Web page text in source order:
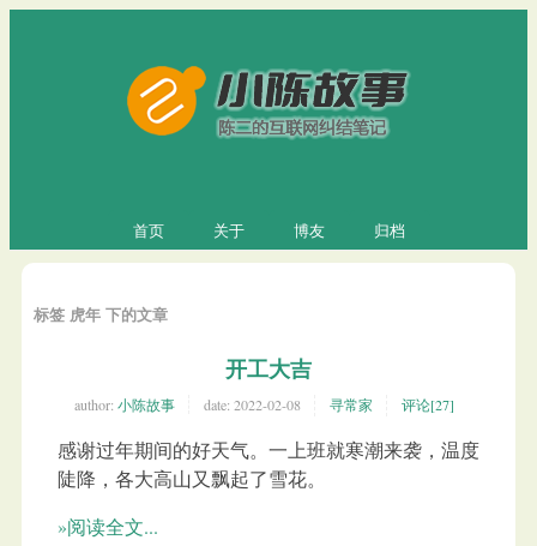
首页 关于 博友 归档
标签 虎年 下的文章
开工大吉
author: 小陈故事 date: 2022-02-08 寻常家 评论[27]
感谢过年期间的好天气。一上班就寒潮来袭，温度
陡降，各大高山又飘起了雪花。
»阅读全文...